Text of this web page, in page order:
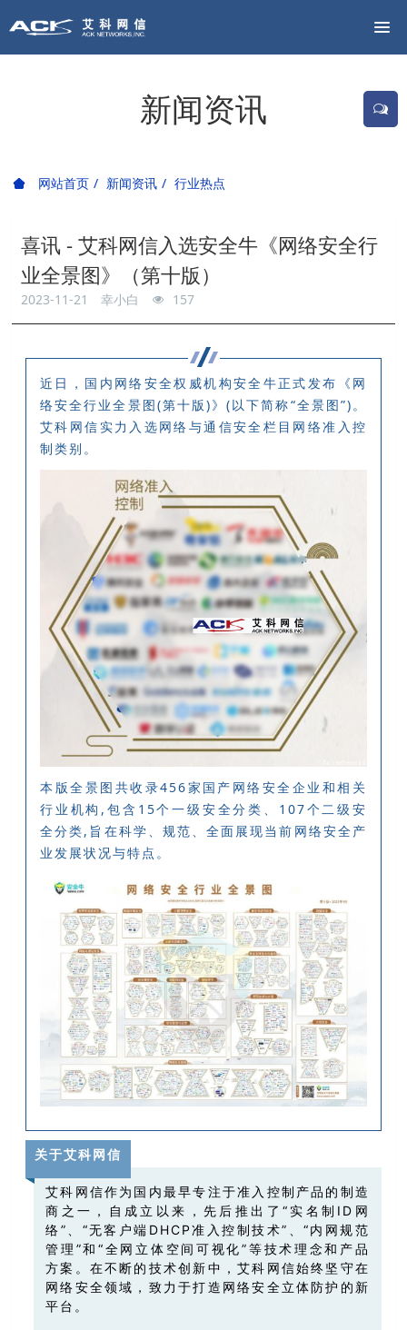
新闻资讯
网站首页 新闻资讯 行业热点
喜讯 - 艾科网信入选安全牛《网络安全行
业全景图》（第十版）
2023-11-21 幸小白 157
近日，国内网络安全权威机构安全牛正式发布《网
络安全行业全景图(第十版)》(以下简称“全景图”)。
艾科网信实力入选网络与通信安全栏目网络准入控
制类别。
本版全景图共收录456家国产网络安全企业和相关
行业机构,包含15个一级安全分类、107个二级安
全分类,旨在科学、规范、全面展现当前网络安全产
业发展状况与特点。
关于艾科网信
艾科网信作为国内最早专注于准入控制产品的制造
商之一，自成立以来，先后推出了“实名制ID网
络”、“无客户端DHCP准入控制技术”、“内网规范
管理”和“全网立体空间可视化”等技术理念和产品
方案。在不断的技术创新中，艾科网信始终坚守在
网络安全领域，致力于打造网络安全立体防护的新
平台。